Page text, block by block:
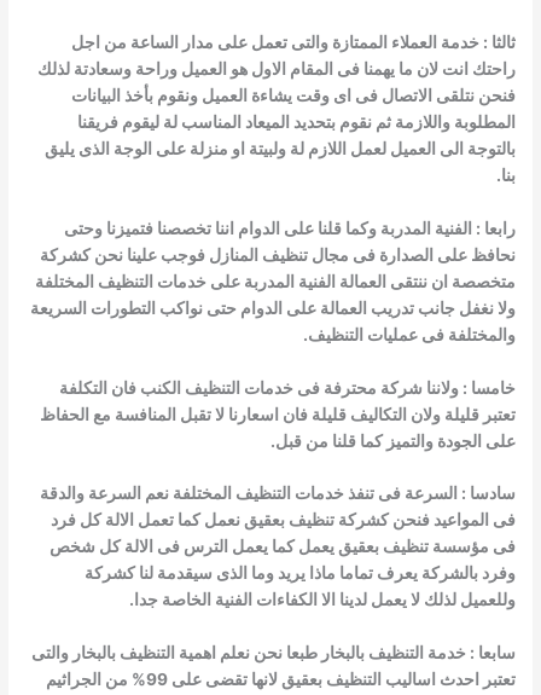
ثالثا : خدمة العملاء الممتازة والتى تعمل على مدار الساعة من اجل
راحتك انت لان ما يهمنا فى المقام الاول هو العميل وراحة وسعادتة لذلك
فنحن نتلقى الاتصال فى اى وقت يشاءة العميل ونقوم بأخذ البيانات
المطلوبة واللازمة ثم نقوم بتحديد الميعاد المناسب لة ليقوم فريقنا
بالتوجة الى العميل لعمل اللازم لة ولبيتة او منزلة على الوجة الذى يليق
بنا.
رابعا : الفنية المدربة وكما قلنا على الدوام اننا تخصصنا فتميزنا وحتى
نحافظ على الصدارة فى مجال تنظيف المنازل فوجب علينا نحن كشركة
متخصصة انننتقى العمالة الفنية المدربة على خدمات التنظيف المختلفة
ولا نغفل جانب تدريب العمالة على الدوام حتى نواكب التطورات السريعة
والمختلفة فى عمليات التنظيف.
خامسا : ولاننا شركة محترفة فى خدمات التنظيف الكنب فان التكلفة
تعتبر قليلة ولان التكاليف قليلة فان اسعارنا لا تقبل المنافسة مع الحفاظ
على الجودة والتميزكما قلنا من قبل.
سادسا : السرعة فى تنفذ خدمات التنظيف المختلفة نعم السرعة والدقة
فى المواعيد فنحن كشركة تنظيف بعقيق نعمل كما تعمل الالة كل فرد
فى مؤسسة تنظيفبعقيق يعمل كما يعمل الترس فى الالة كل شخص
وفرد بالشركة يعرف تماما ماذا يريد وما الذى سيقدمة لنا كشركة
وللعميل لذلك لا يعمل لدينا الا الكفاءات الفنية الخاصة جدا.
سابعا : خدمة التنظيف بالبخار طبعا نحن نعلم اهمية التنظيف بالبخار والتى
تعتبر احدث اساليب التنظيف بعقيق لانها تقضى على 99% من الجراثيم